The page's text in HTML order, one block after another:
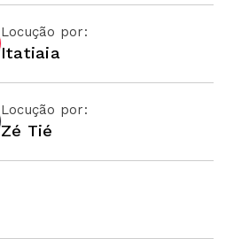
Locução por:
Itatiaia
Locução por:
Zé Tié